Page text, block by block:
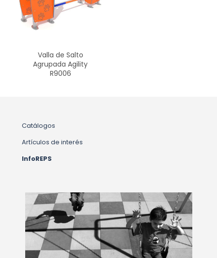
Valla de Salto
Agrupada Agility
R9006
Catálogos
Artículos de interés
InfoREPS